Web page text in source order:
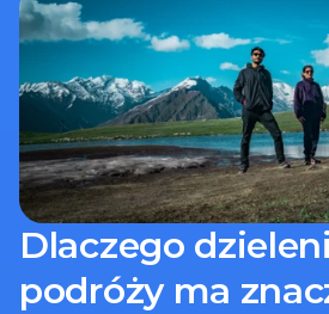
Dlaczego
podróży ma